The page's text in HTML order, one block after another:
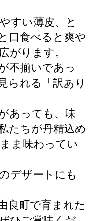
すい薄皮、と
口食べると爽や
がります。
不揃いであっ
られる「訳あり
あっても、味
たちが丹精込め
ま味わってい
デザートにも
良町で育まれた